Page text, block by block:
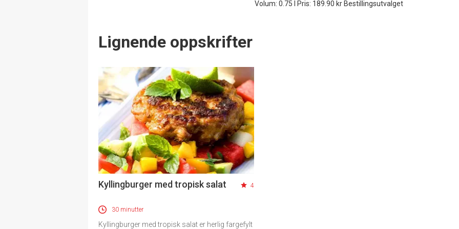
Volum: 0.75 l Pris: 189.90 kr Bestillingsutvalget
Lignende oppskrifter
Kyllingburger med tropisk salat 4
30 minutter
Kyllingburger med tropisk salat er herlig fargefylt